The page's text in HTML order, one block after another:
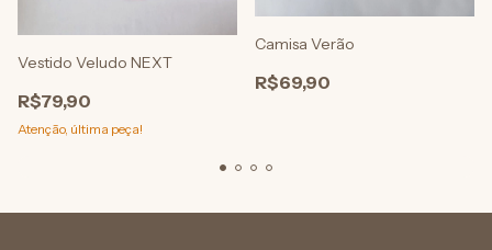
Vestido Veludo NEXT
R$79,90
Atenção, última peça!
Camisa Verão
R$69,90